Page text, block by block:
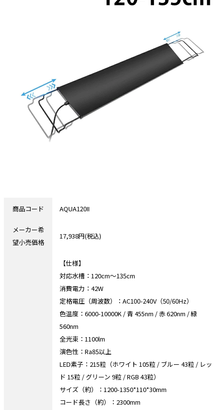
商品コード AQUA120II
メーカー希
望小売価格
17,938円(税込)
【仕様】
対応水槽：120cm～135cm
消費電力：42W
定格電圧（周波数）：AC100-240V（50/60Hz）
色温度：6000-10000K / 青 455nm / 赤 620nm / 緑
560nm
全光束：1100lm
演色性：Ra85以上
LED素子：215粒（ホワイト 105粒 / ブルー 43粒 / レッ
ド 15粒 / グリーン 9粒 / RGB 43粒）
サイズ（約）：1200-1350*110*30mm
コード長さ（約）：2300mm